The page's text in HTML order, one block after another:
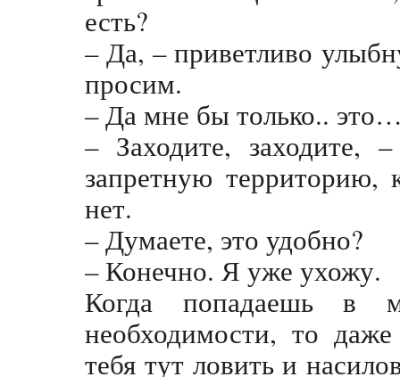
есть?
– Да, – приветливо
просим.
– Да мне бы только..
– Заходите, заходите,
запретную территорию,
нет.
– Думаете, это удобно?
– Конечно. Я уже ухожу.
Когда попадаешь в
необходимости, то
тебя тут ловить и